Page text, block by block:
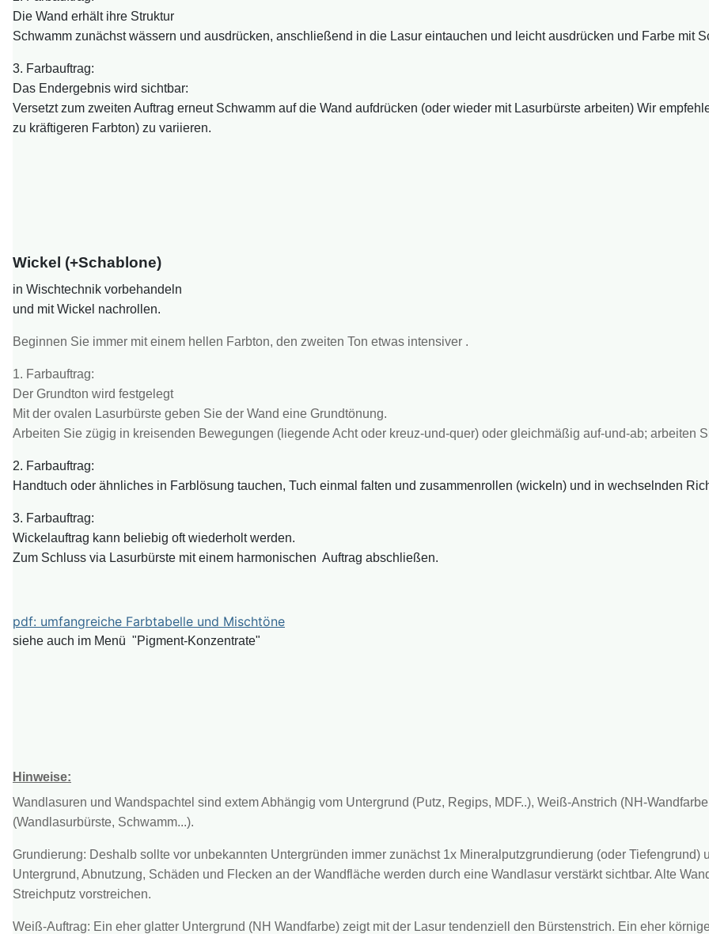
Die Wand erhält ihre Struktur
Schwamm zunächst wässern und ausdrücken, anschließend in die Lasur eintauchen und leicht ausdrücken und Farbe mit
3. Farbauftrag:
Das Endergebnis wird sichtbar:
Versetzt zum zweiten Auftrag erneut Schwamm auf die Wand aufdrücken (oder wieder mit Lasurbürste arbeiten) Wir
zu kräftigeren Farbton) zu variieren.
Wickel (+Schablone)
in Wischtechnik vorbehandeln
und mit Wickel nachrollen.
Beginnen Sie immer mit einem hellen Farbton, den zweiten Ton etwas intensiver .
1. Farbauftrag:
Der Grundton wird festgelegt
Mit der ovalen Lasurbürste geben Sie der Wand eine Grundtönung.
Arbeiten Sie zügig in kreisenden Bewegungen (liegende Acht oder kreuz-und-quer) oder gleichmäßig auf-und-ab; arbeiten
2. Farbauftrag:
Handtuch oder ähnliches in Farblösung tauchen, Tuch einmal falten und zusammenrollen (wickeln) und in wechselnden
3. Farbauftrag:
Wickelauftrag kann beliebig oft wiederholt werden.
Zum Schluss via Lasurbürste mit einem harmonischen Auftrag abschließen.
pdf: umfangreiche Farbtabelle und Mischtöne
siehe auch im Menü "Pigment-Konzentrate"
Hinweise:
Wandlasuren und Wandspachtel sind extem Abhängig vom Untergrund (Putz, Regips, MDF..), Weiß-Anstrich (NH-
(Wandlasurbürste, Schwamm...).
Grundierung: Deshalb sollte vor unbekannten Untergründen immer zunächst 1x Mineralputzgrundierung (oder
Untergrund, Abnutzung, Schäden und Flecken an der Wandfläche werden durch eine Wandlasur verstärkt sichtbar. Alte
Streichputz vorstreichen.
Weiß-Auftrag: Ein eher glatter Untergrund (NH Wandfarbe) zeigt mit der Lasur tendenziell den Bürstenstrich. Ein eher